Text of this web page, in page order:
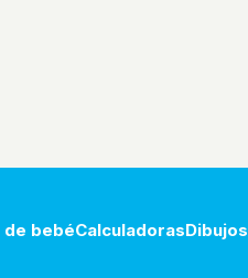
bebéCalculadorasDibujos